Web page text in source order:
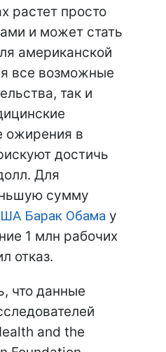
растет просто
и может стать
американской
все возможные
так и
ожирения в
достичь
Для
сумму
Барак Обама у
1 млн рабочих
отказ.
что данные
and the